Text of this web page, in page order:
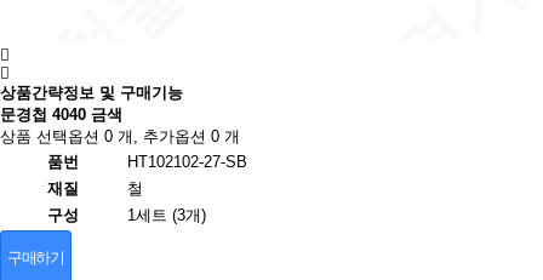
상품간략정보 및 구매기능
문경첩 4040 금색
상품 선택옵션 0 개, 추가옵션 0 개
품번
HT102102-27-SB
재질
철
구성
1세트 (3개)
구매하기